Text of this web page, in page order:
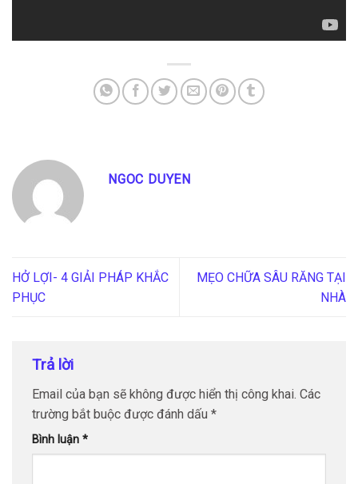
NGOC DUYEN
HỞ LỢI- 4 GIẢI PHÁP KHẮC
PHỤC
MẸO CHỮA SÂU RĂNG TẠI
NHÀ
Trả lời
Email của bạn sẽ không được hiển thị công khai. Các
trường bắt buộc được đánh dấu *
Bình luận *